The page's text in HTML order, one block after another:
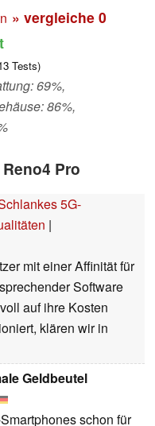
» vergleiche 0
Tests)
69%,
86%,
Pro
5G-
|
mit einer Affinität für
Software
auf ihre Kosten
klären wir in
Geldbeutel
schon für